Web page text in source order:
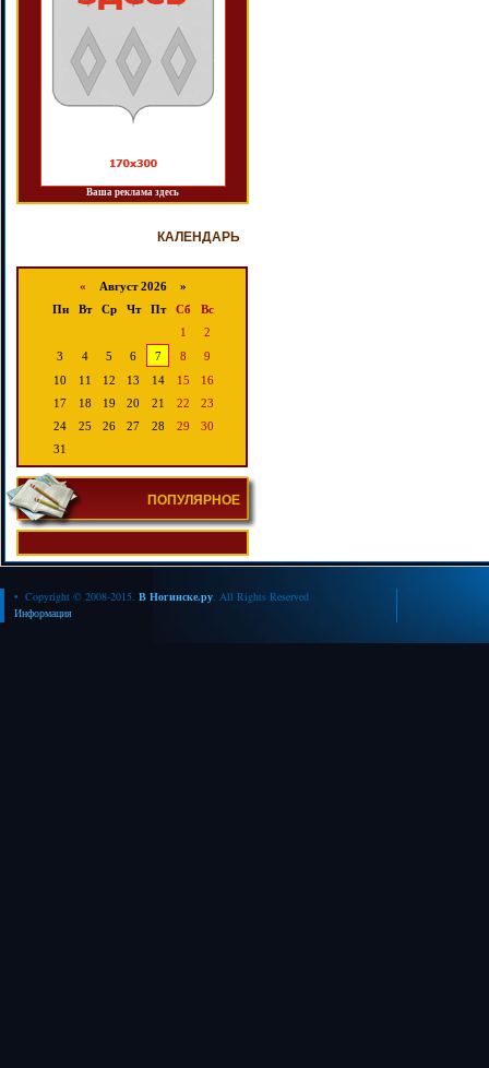
Ваша реклама здесь
КАЛЕНДАРЬ
« Август 2026 »
Пн
Вт Ср Чт Пт Сб
Вс
1
2
3
4 5 6 7 8
9
10
11 12 13 14 15
16
17
18 19 20 21 22
23
24
25 26 27 28 29
30
31
ПОПУЛЯРНОЕ
• Copyright © 2008-2015. В Ногинске.ру. All Rights Reserved
Информация